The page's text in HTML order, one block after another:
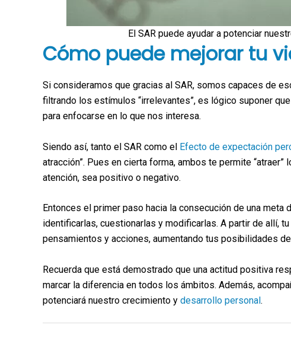
El SAR puede ayudar a potenciar
Cómo puede mejorar tu
Si consideramos que gracias al SAR, somos capaces de
filtrando los estímulos “irrelevantes”, es lógico suponer
para enfocarse en lo que nos interesa.
Siendo así, tanto el SAR como el Efecto de expectación
atracción”. Pues en cierta forma, ambos te permite
atención, sea positivo o negativo.
Entonces el primer paso hacia la consecución de una meta
identificarlas, cuestionarlas y modificarlas. A partir de allí,
pensamientos y acciones, aumentando tus posibilidades
Recuerda que está demostrado que una actitud positiva
marcar la diferencia en todos los ámbitos. Además,
potenciará nuestro crecimiento y desarrollo personal.